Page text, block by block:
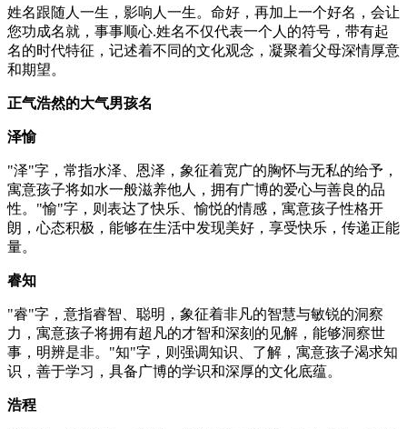
姓名跟随人一生，影响人一生。命好，再加上一个好名，会让
您功成名就，事事顺心.姓名不仅代表一个人的符号，带有起
名的时代特征，记述着不同的文化观念，凝聚着父母深情厚意
和期望。
正气浩然的大气男孩名
泽愉
"泽"字，常指水泽、恩泽，象征着宽广的胸怀与无私的给予，
寓意孩子将如水一般滋养他人，拥有广博的爱心与善良的品
性。"愉"字，则表达了快乐、愉悦的情感，寓意孩子性格开
朗，心态积极，能够在生活中发现美好，享受快乐，传递正能
量。
睿知
"睿"字，意指睿智、聪明，象征着非凡的智慧与敏锐的洞察
力，寓意孩子将拥有超凡的才智和深刻的见解，能够洞察世
事，明辨是非。"知"字，则强调知识、了解，寓意孩子渴求知
识，善于学习，具备广博的学识和深厚的文化底蕴。
浩程